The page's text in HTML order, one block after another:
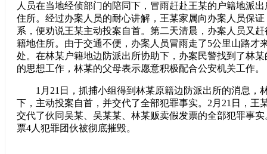
人员在当地经侦部门的陪同下，冒雨赶赴王某的户籍地派
住所。经过办案人员的耐心讲解，王某家属向办案人员保
系，便劝说王某主动投案自首。第二天清晨，办案人员又
籍地住所。由于交通不便，办案人员冒雨走了5公里山路才
处。在林某户籍地边防派出所协助下，办案民警找到了林
的思想工作，林某的父母表示愿意积极配合公安机关工作。
1月21日，抓捕小组得到林某原籍边防派出所的消息，
下，主动投案自首，并交代了全部犯罪事实。2月21日，王
交代了伙同吴某、吴某某、林某贩卖假发票的全部犯罪事
票4人犯罪团伙被彻底摧毁。